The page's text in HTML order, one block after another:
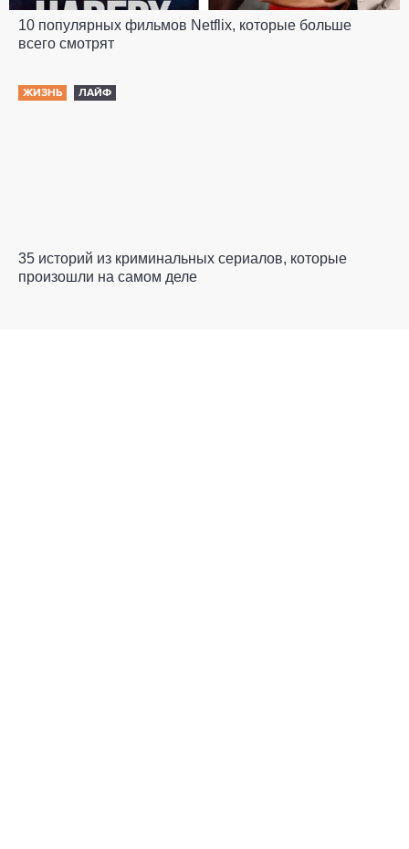
10 популярных фильмов Netflix, которые больше
всего смотрят
ЖИЗНЬ ЛАЙФ
35 историй из криминальных сериалов, которые
произошли на самом деле